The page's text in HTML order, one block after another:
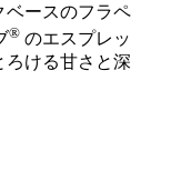
ベースのフラペ
® のエスプレッ
ろける甘さと深